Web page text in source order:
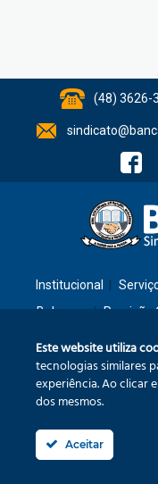
(48) 3626-
Institucional
Balanços
Previsão
Rua: São José, 36 – Ed.
Fone/Fax: (48) 3626-3240
Este website utiliza
tecnologias similares
experiência. Ao clicar
dos mesmos.
Aceitar